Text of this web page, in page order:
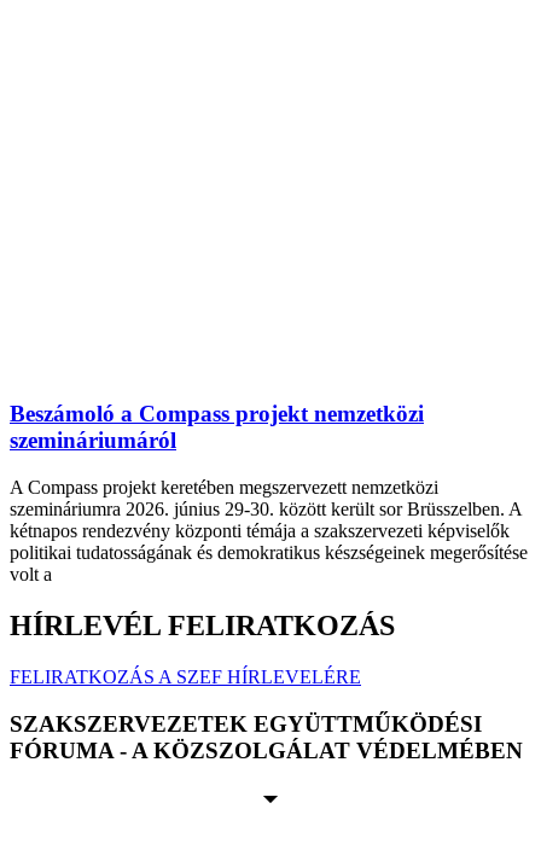
Beszámoló a Compass projekt nemzetközi
szemináriumáról
A Compass projekt keretében megszervezett nemzetközi
szemináriumra 2026. június 29-30. között került sor Brüsszelben. A
kétnapos rendezvény központi témája a szakszervezeti képviselők
politikai tudatosságának és demokratikus készségeinek megerősítése
volt a
HÍRLEVÉL FELIRATKOZÁS
FELIRATKOZÁS A SZEF HÍRLEVELÉRE
SZAKSZERVEZETEK EGYÜTTMŰKÖDÉSI
FÓRUMA - A KÖZSZOLGÁLAT VÉDELMÉBEN